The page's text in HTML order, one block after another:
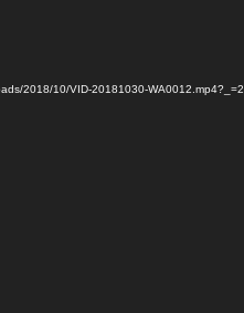
2018/10/VID-20181030-WA0012.mp4?_=2